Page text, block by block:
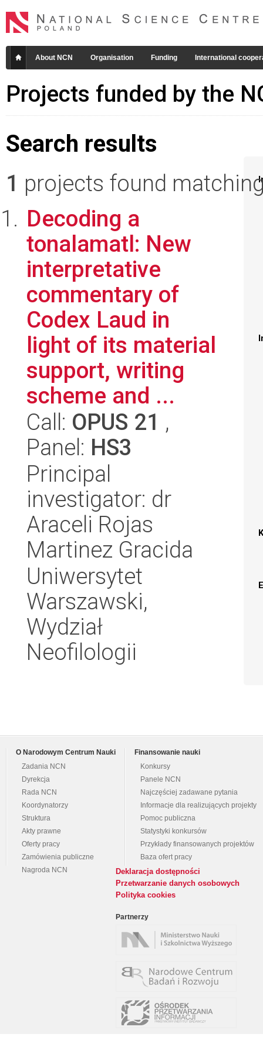
About NCN Organisation Funding International
Projects funded by the
Search results
1 projects found
Decoding a
tonalamatl: New
interpretative
commentary of
Codex Laud in
light of its material
support, writing
scheme and ...
Call: OPUS 21 ,
Panel: HS3
Principal
investigator: dr
Araceli Rojas
Martinez Gracida
Uniwersytet
Warszawski,
Wydział
Neofilologii
O Narodowym Centrum Nauki
Zadania NCN
Dyrekcja
Rada NCN
Koordynatorzy
Struktura
Akty prawne
Oferty pracy
Zamówienia publiczne
Nagroda NCN
Finansowanie nauki
Konkursy
Panele NCN
Najczęściej zadawane pytania
Informacje dla realizujących projekty
Pomoc publiczna
Statystyki konkursów
Przykłady finansowanych projektów
Baza ofert pracy
Deklaracja dostępności
Przetwarzanie danych osobowych
Polityka cookies
Partnerzy